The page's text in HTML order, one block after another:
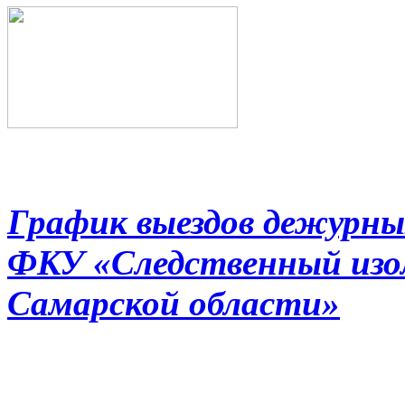
График выездов
ФКУ «Следственный
Самарской области»